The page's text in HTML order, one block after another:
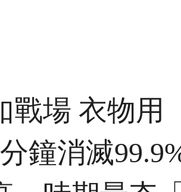
戰場 衣物用
鐘消滅